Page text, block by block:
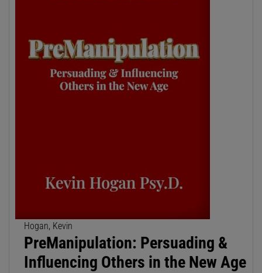
Hogan, Kevin
PreManipulation: Persuading &
Influencing Others in the New Age